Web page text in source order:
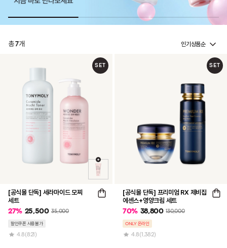
총 7개 인기상품순
SET
[공식몰 단독] 세라마이드 모찌
세트
27% 25,500 35,000
할인쿠폰 사용불가
4.8 (821)
SET
[공식몰 단독] 프리미엄 RX 제비집
에센스+영양크림 세트
70% 38,800 130,000
ONLY 온라인
4.8 (1,382)